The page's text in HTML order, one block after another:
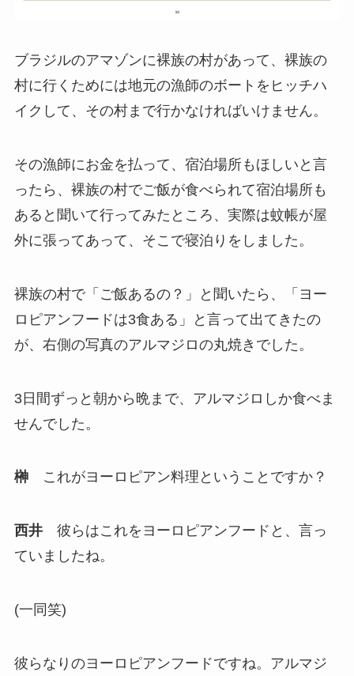
ブラジルのアマゾンに裸族の村があって、裸族の
村に行くためには地元の漁師のボートをヒッチハ
イクして、その村まで行かなければいけません。
その漁師にお金を払って、宿泊場所もほしいと言
ったら、裸族の村でご飯が食べられて宿泊場所も
あると聞いて行ってみたところ、実際は蚊帳が屋
外に張ってあって、そこで寝泊りをしました。
裸族の村で「ご飯あるの？」と聞いたら、「ヨー
ロピアンフードは3食ある」と言って出てきたの
が、右側の写真のアルマジロの丸焼きでした。
3日間ずっと朝から晩まで、アルマジロしか食べま
せんでした。
榊これがヨーロピアン料理ということですか？
西井彼らはこれをヨーロピアンフードと、言っ
ていましたね。
(一同笑)
彼らなりのヨーロピアンフードですね。アルマジ